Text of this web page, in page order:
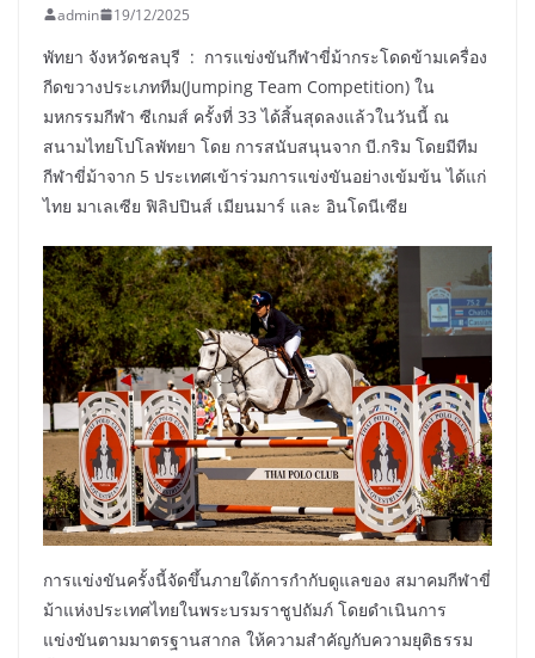
admin 19/12/2025
พัทยา จังหวัดชลบุรี : การแข่งขันกีฬาขี่ม้ากระโดดข้ามเครื่อง
กีดขวางประเภททีม(Jumping Team Competition) ใน
มหกรรมกีฬา ซีเกมส์ ครั้งที่ 33 ได้สิ้นสุดลงแล้วในวันนี้ ณ
สนามไทยโปโลพัทยา โดย การสนับสนุนจาก บี.กริม โดยมีทีม
กีฬาขี่ม้าจาก 5 ประเทศเข้าร่วมการแข่งขันอย่างเข้มข้น ได้แก่
ไทย มาเลเซีย ฟิลิปปินส์ เมียนมาร์ และ อินโดนีเซีย
การแข่งขันครั้งนี้จัดขึ้นภายใต้การกำกับดูแลของ สมาคมกีฬาขี่
ม้าแห่งประเทศไทยในพระบรมราชูปถัมภ์ โดยดำเนินการ
แข่งขันตามมาตรฐานสากล ให้ความสำคัญกับความยุติธรรม